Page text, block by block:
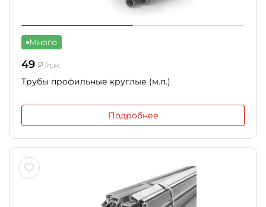
Много
49 ₽/п.м.
Трубы профильные круглые (м.п.)
Подробнее